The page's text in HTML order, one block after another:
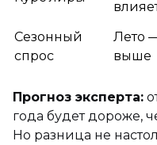
Сезонный
спрос
Лето
выше
Прогноз эксперта:
года будет дороже,
Но разница не